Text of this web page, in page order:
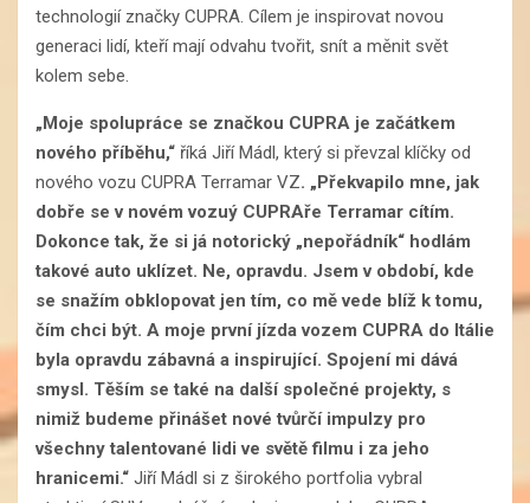
technologií značky CUPRA. Cílem je inspirovat novou
generaci lidí, kteří mají odvahu tvořit, snít a měnit svět
kolem sebe.
„Moje spolupráce se značkou CUPRA je začátkem
nového příběhu,“ říká Jiří Mádl, který si převzal klíčky od
nového vozu CUPRA Terramar VZ. „Překvapilo mne, jak
dobře se v novém vozuý CUPRAře Terramar cítím.
Dokonce tak, že si já notorický „nepořádník“ hodlám
takové auto uklízet. Ne, opravdu. Jsem v období, kde
se snažím obklopovat jen tím, co mě vede blíž k tomu,
čím chci být. A moje první jízda vozem CUPRA do Itálie
byla opravdu zábavná a inspirující. Spojení mi dává
smysl. Těším se také na další společné projekty, s
nimiž budeme přinášet nové tvůrčí impulzy pro
všechny talentované lidi ve světě filmu i za jeho
hranicemi.“ Jiří Mádl si z širokého portfolia vybral